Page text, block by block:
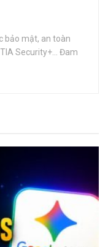
bảo mật, an toàn
Security+... Đam